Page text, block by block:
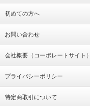
初めての方へ
お問い合わせ
会社概要（コーポレートサイト）
プライバシーポリシー
特定商取引について